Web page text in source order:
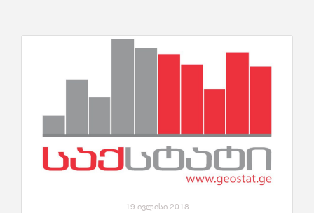
19 ივლისი 2018